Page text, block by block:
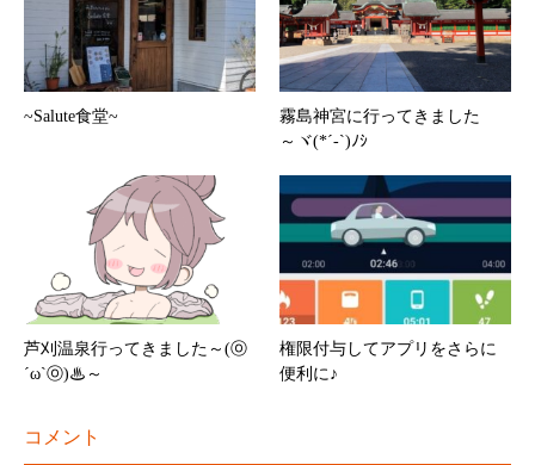
~Salute食堂~
霧島神宮に行ってきました
～ヾ(*´-`)ﾉｼ
芦刈温泉行ってきました～(ⓞ
´ω`ⓞ)♨～
権限付与してアプリをさらに
便利に♪
コメント